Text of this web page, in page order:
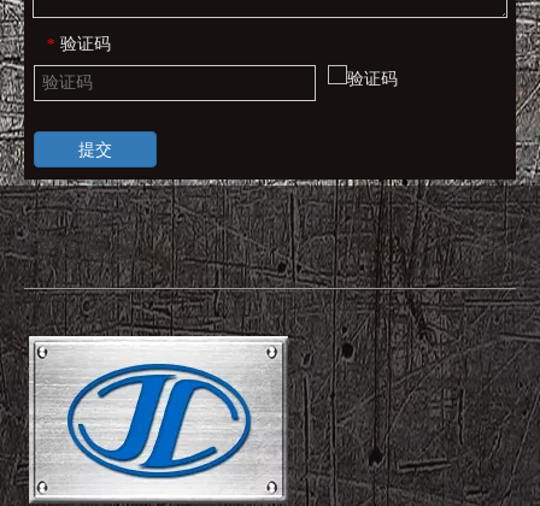
* 验证码
提交
快速导航